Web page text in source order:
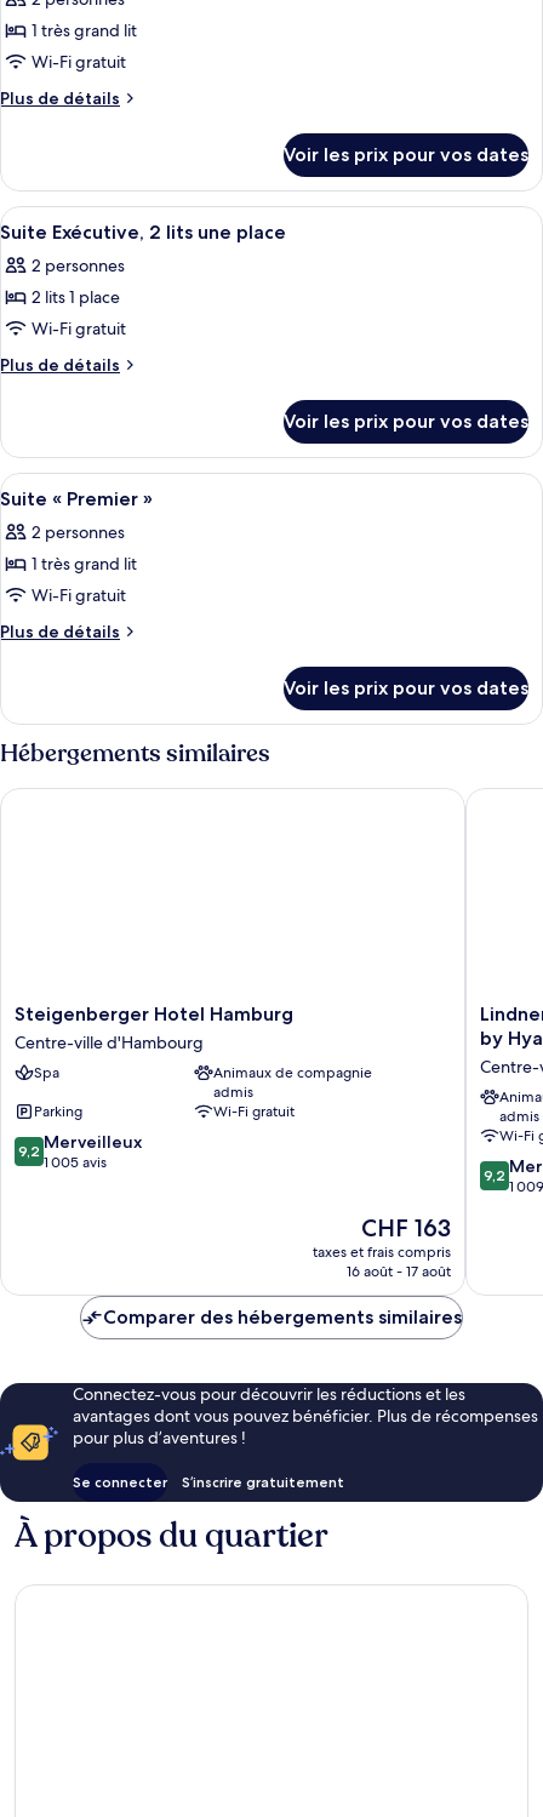
Deluxe
les
photos
pour
ce
chambre :
Suite
Exécutive
1 très grand lit
Wi-Fi gratuit
Plus de détails
Plus
le
type
de
Suite
Exécutive
Voir les prix pour vos dates
Afficher
toutes
les
photos
pour
ce
chambre :
Suite
Exécutive,
2
lits
une
place
Une chambre d’hôtel avec deux lits,
6
Suite Exécutive, 2 lits une place
2 personnes
2 lits 1 place
Wi-Fi gratuit
Plus de détails
Plus
le
type
de
Suite
Exécutive,
lits
une
place
Voir les prix pour vos dates
Afficher
toutes
les
photos
pour
ce
chambre :
Suite
«
Premier
Une chambre d’hôtel avec un grand
6
Suite « Premier »
2 personnes
1 très grand lit
Wi-Fi gratuit
Plus de détails
Plus
le
type
de
Suite
Voir les prix pour vos dates
Hébergements similaires
Steigenberger
Hotel
Hamburg
Centre-
d'Hambourg
Steigenberger Hotel Hamburg
Centre-ville d'Hambourg
Spa
Animaux de compagnie
admis
Parking
Wi-Fi gratuit
9.2
sur
9,2 Merveilleux
1 005 avis
Le
nouveau
prix
de
CHF 163
taxes et frais compris
16 août - 17 août
Steigenberger Hotel Hamburg
Lindner
Hotel
Am
Michel,
part
of
JdV
by
by
admis
Wi-Fi
9.2
sur
9,2
1
Lindner
Comparer des hébergements similaires
Connectez-vous pour découvrir les réductions et les
avantages dont vous pouvez bénéficier. Plus de récompenses
pour plus d’aventures !
Se connecter S’inscrire gratuitement
À propos du quartier